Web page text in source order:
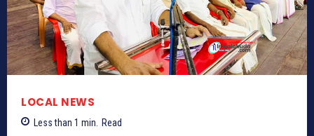
LOCAL NEWS
Less than 1 min. Read